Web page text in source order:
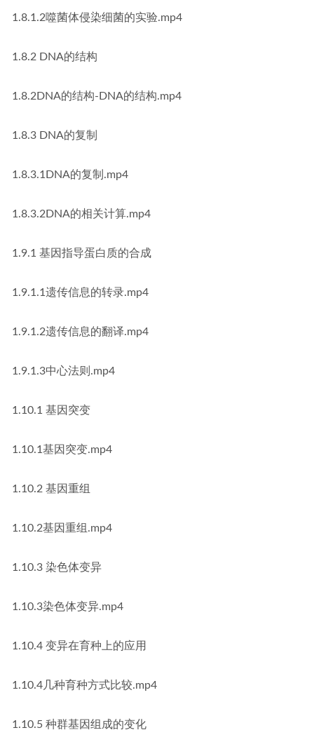
1.8.1.2噬菌体侵染细菌的实验.mp4
1.8.2 DNA的结构
1.8.2DNA的结构-DNA的结构.mp4
1.8.3 DNA的复制
1.8.3.1DNA的复制.mp4
1.8.3.2DNA的相关计算.mp4
1.9.1 基因指导蛋白质的合成
1.9.1.1遗传信息的转录.mp4
1.9.1.2遗传信息的翻译.mp4
1.9.1.3中心法则.mp4
1.10.1 基因突变
1.10.1基因突变.mp4
1.10.2 基因重组
1.10.2基因重组.mp4
1.10.3 染色体变异
1.10.3染色体变异.mp4
1.10.4 变异在育种上的应用
1.10.4几种育种方式比较.mp4
1.10.5 种群基因组成的变化